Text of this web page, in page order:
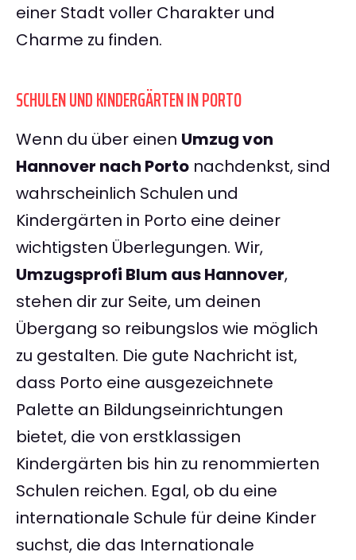
einer Stadt voller Charakter und
Charme zu finden.
SCHULEN UND KINDERGÄRTEN IN PORTO
Wenn du über einen Umzug von
Hannover nach Porto nachdenkst, sind
wahrscheinlich Schulen und
Kindergärten in Porto eine deiner
wichtigsten Überlegungen. Wir,
Umzugsprofi Blum aus Hannover,
stehen dir zur Seite, um deinen
Übergang so reibungslos wie möglich
zu gestalten. Die gute Nachricht ist,
dass Porto eine ausgezeichnete
Palette an Bildungseinrichtungen
bietet, die von erstklassigen
Kindergärten bis hin zu renommierten
Schulen reichen. Egal, ob du eine
internationale Schule für deine Kinder
suchst, die das Internationale